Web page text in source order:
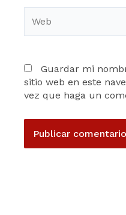
Guardar mi
sitio web en este
vez que haga un